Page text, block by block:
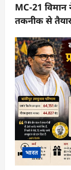
MC-21
तकनीक से
भारत